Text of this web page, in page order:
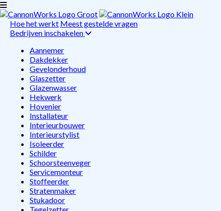
Hoe het werkt Meest gestelde vragen
Bedrijven inschakelen
Aannemer
Dakdekker
Gevelonderhoud
Glaszetter
Glazenwasser
Hekwerk
Hovenier
Installateur
Interieurbouwer
Interieurstylist
Isoleerder
Schilder
Schoorsteenveger
Servicemonteur
Stoffeerder
Stratenmaker
Stukadoor